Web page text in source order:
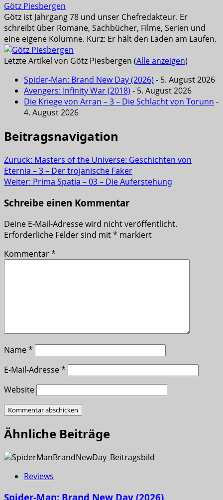
Götz Piesbergen
Götz ist Jahrgang 78 und unser Chefredakteur. Er
schreibt über Romane, Sachbücher, Filme, Serien und
eine eigene Kolumne. Kurz: Er hält den Laden am Laufen.
Letzte Artikel von Götz Piesbergen (Alle anzeigen)
Spider-Man: Brand New Day (2026) - 5. August 2026
Avengers: Infinity War (2018) - 5. August 2026
Die Kriege von Arran – 3 – Die Schlacht von Torunn -
4. August 2026
Beitragsnavigation
Zurück: Masters of the Universe: Geschichten von
Eternia – 3 – Der trojanische Faker
Weiter: Prima Spatia – 03 – Die Auferstehung
Schreibe einen Kommentar
Deine E-Mail-Adresse wird nicht veröffentlicht.
Erforderliche Felder sind mit* markiert
Kommentar*
Name*
E-Mail-Adresse*
Website
Ähnliche Beiträge
Reviews
Spider-Man: Brand New Day (2026)